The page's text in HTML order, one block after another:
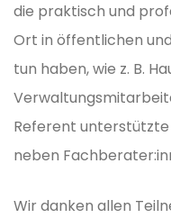
die praktisch und
Ort in öffentlichen
tun haben, wie z. B.
Referent unterstützte
neben
Wir danken allen